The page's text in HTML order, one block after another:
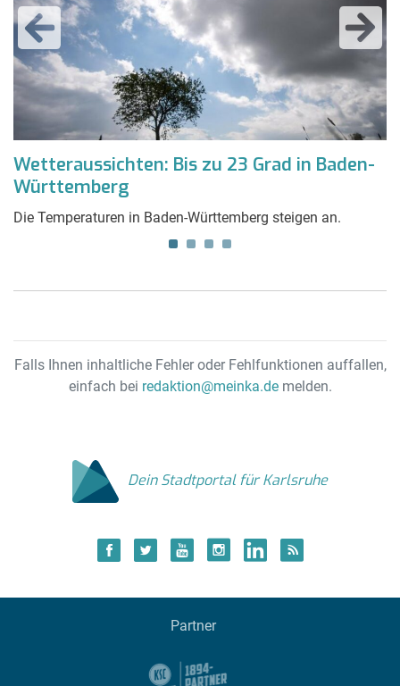
Wetteraussichten: Bis zu 23 Grad in Baden-
Württemberg
Die Temperaturen in Baden-Württemberg steigen an.
Falls Ihnen inhaltliche Fehler oder Fehlfunktionen auffallen,
einfach bei redaktion@meinka.demelden.
Dein Stadtportal für Karlsruhe
Partner